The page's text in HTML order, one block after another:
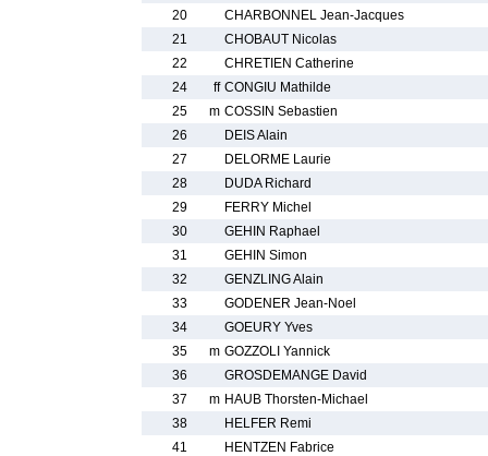
20
CHARBONNEL Jean-Jacques
21
CHOBAUT Nicolas
22
CHRETIEN Catherine
24
ff CONGIU Mathilde
25
m COSSIN Sebastien
26
DEIS Alain
27
DELORME Laurie
28
DUDA Richard
29
FERRY Michel
30
GEHIN Raphael
31
GEHIN Simon
32
GENZLING Alain
33
GODENER Jean-Noel
34
GOEURY Yves
35
m GOZZOLI Yannick
36
GROSDEMANGE David
37
m HAUB Thorsten-Michael
38
HELFER Remi
41
HENTZEN Fabrice